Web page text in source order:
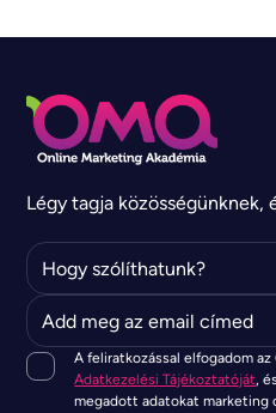
Légy tagja
A feliratkozással elfogadom
Adatkezelési Tájékoztatóját,
megadott adatokat marketing